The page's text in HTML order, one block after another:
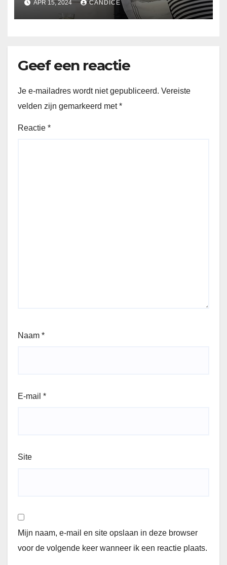
APR 15, 2024 CANDICE
Geef een reactie
Je e-mailadres wordt niet gepubliceerd. Vereiste
velden zijn gemarkeerd met*
Reactie *
Naam *
E-mail *
Site
Mijn naam, e-mail en site opslaan in deze browser
voor de volgende keer wanneer ik een reactie plaats.